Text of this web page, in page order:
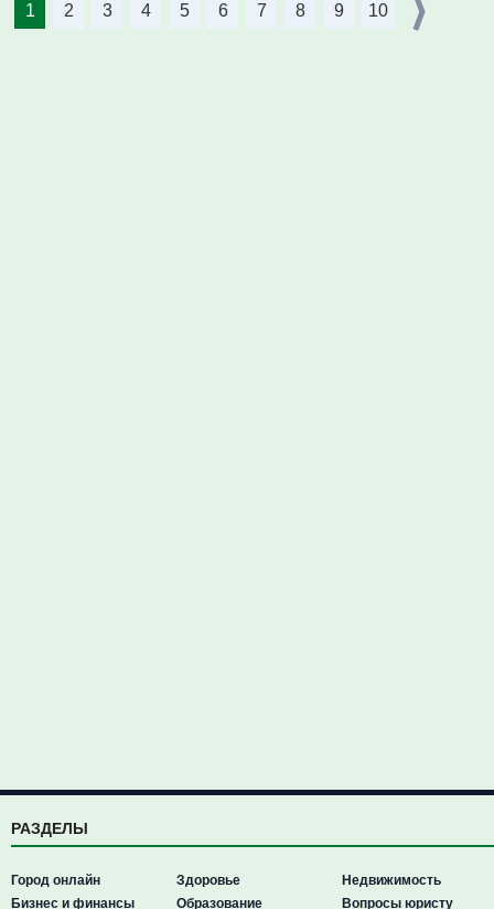
1 2 3 4 5 6 7 8 9 10
РАЗДЕЛЫ
Город онлайн
Бизнес и финансы
Здоровье
Образование
Недвижимость
Вопросы юристу